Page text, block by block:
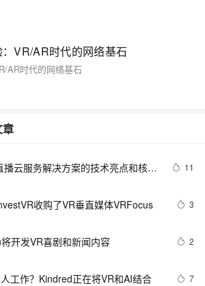
VR/AR时代的网络基石
AR时代的网络基石
章
播云服务解决方案的技术亮点和核心
11
收购了VR垂直媒体VRFocus 3
开发VR喜剧和新闻内容 2
工作？Kindred正在将VR和AI结合 7